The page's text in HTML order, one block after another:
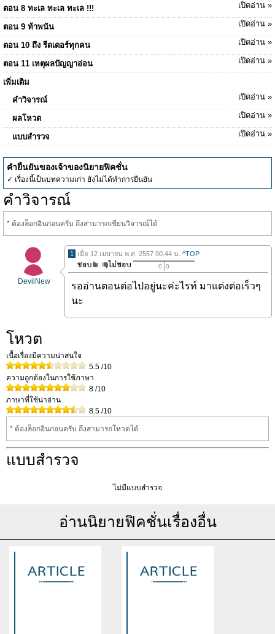
ตอน 8 ทะเล ทะเล ทะเล !!! เปิดอ่าน »
ตอน 9 ท้าพนัน เปิดอ่าน »
ตอน 10 ถึง รีดเดอร์ทุกคน เปิดอ่าน »
ตอน 11 เหตุผลปัญญาอ่อน เปิดอ่าน »
เพิ่มเติม
คำวิจารณ์
เปิดอ่าน »
ผลโหวต เปิดอ่าน »
แบบสำรวจ เปิดอ่าน »
คำยืนยันของเจ้าของนิยายฟิคชั่น
✓ เรื่องนี้เป็นบทความเก่า ยังไม่ได้ทำการยืนยัน
คำวิจารณ์
* ต้องล็อกอินก่อนครับ ถึงสามารถเขียนวิจารณ์ได้
DevilNew
1 เมื่อ 12 เมษายน พ.ศ. 2557 00.44 น. ^TOP
0 0
รออ่านตอนต่อไปอยู่นะค่ะไรท์ มาแต่งต่อเร็วๆ
นะ
โหวต
เนื้อเรื่องมีความน่าสนใจ
5.5 /10
ความถูกต้องในการใช้ภาษา
8 /10
ภาษาที่ใช้น่าอ่าน
8.5 /10
* ต้องล็อกอินก่อนครับ ถึงสามารถโหวดได้
แบบสำรวจ
ไม่มีแบบสำรวจ
อ่านนิยายฟิคชั่นเรื่องอื่น